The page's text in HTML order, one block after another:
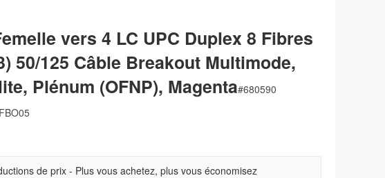
vers 4 LC UPC Duplex 8 Fibres
50/125 Câble Breakout Multimode,
Plénum (OFNP), Magenta#680590
de prix - Plus vous achetez, plus vous économisez